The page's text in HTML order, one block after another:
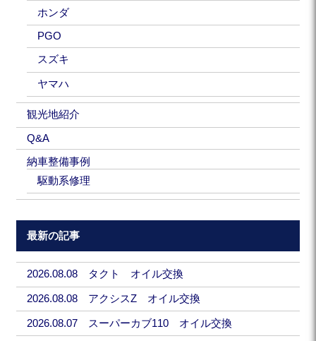
ホンダ
PGO
スズキ
ヤマハ
観光地紹介
Q&A
納車整備事例
駆動系修理
最新の記事
2026.08.08 タクト オイル交換
2026.08.08 アクシスZ オイル交換
2026.08.07 スーパーカブ110 オイル交換